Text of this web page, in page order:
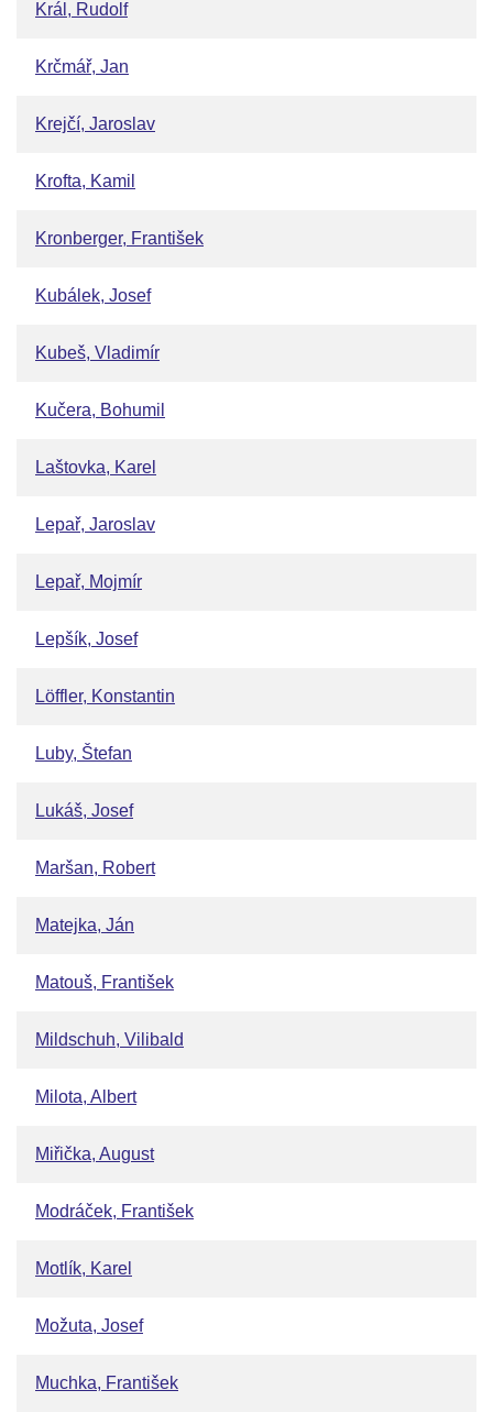
Král, Rudolf
Krčmář, Jan
Krejčí, Jaroslav
Krofta, Kamil
Kronberger, František
Kubálek, Josef
Kubeš, Vladimír
Kučera, Bohumil
Laštovka, Karel
Lepař, Jaroslav
Lepař, Mojmír
Lepšík, Josef
Löffler, Konstantin
Luby, Štefan
Lukáš, Josef
Maršan, Robert
Matejka, Ján
Matouš, František
Mildschuh, Vilibald
Milota, Albert
Miřička, August
Modráček, František
Motlík, Karel
Možuta, Josef
Muchka, František